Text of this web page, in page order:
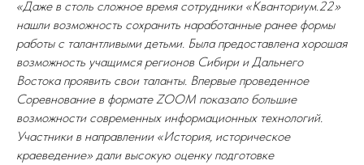
«Даже в столь сложное время сотрудники «Кванториум.22»
нашли возможность сохранить наработанные ранее формы
работы с талантливыми детьми. Была предоставлена хорошая
возможность учащимся регионов Сибири и Дальнего
Востока проявить свои таланты. Впервые проведенное
Соревнование в формате ZOOM показало большие
возможности современных информационных технологий.
Участники в направлении «История, историческое
краеведение» дали высокую оценку подготовке